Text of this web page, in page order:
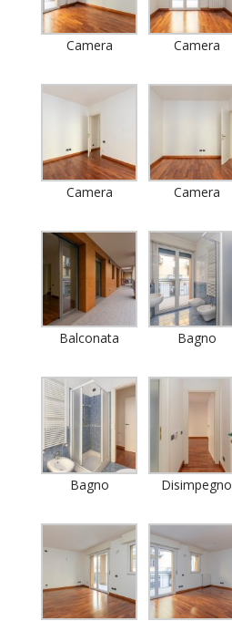
Camera Camera
Camera Camera
Balconata Bagno
Bagno Disimpegno